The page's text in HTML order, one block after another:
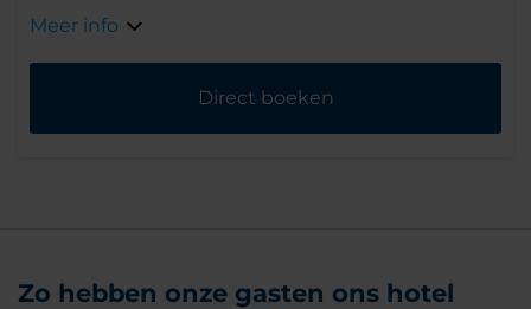
Meer info
Direct boeken
Zo hebben onze gasten ons hotel